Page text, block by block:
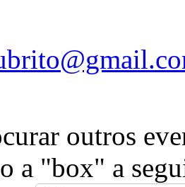
outros
a "box" a